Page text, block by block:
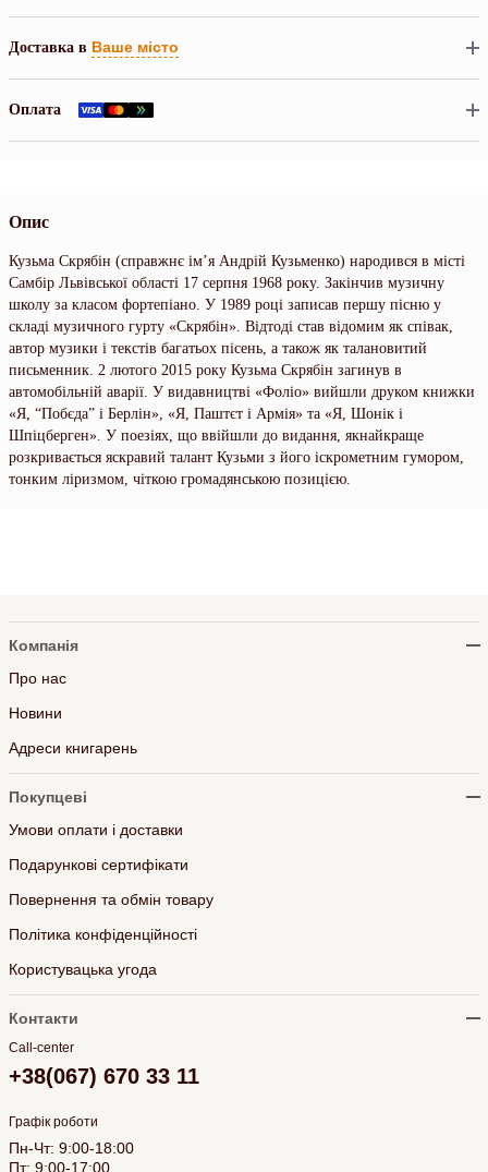
Доставка в Ваше місто
Оплата
Опис
Кузьма Скрябін (справжнє ім’я Андрій Кузьменко) народився в місті
Самбір Львівської області 17 серпня 1968 року. Закінчив музичну
школу за класом фортепіано. У 1989 році записав першу пісню у
складі музичного гурту «Скрябін». Відтоді став відомим як співак,
автор музики і текстів багатьох пісень, а також як талановитий
письменник. 2 лютого 2015 року Кузьма Скрябін загинув в
автомобільній аварії. У видавництві «Фоліо» вийшли друком книжки
«Я, “Побєда” і Берлін», «Я, Паштєт і Армія» та «Я, Шонік і
Шпіцберген». У поезіях, що ввійшли до видання, якнайкраще
розкривається яскравий талант Кузьми з його іскрометним гумором,
тонким ліризмом, чіткою громадянською позицією.
Компанія
Про нас
Новини
Адреси книгарень
Покупцеві
Умови оплати і доставки
Подарункові сертифікати
Повернення та обмін товару
Політика конфіденційності
Користувацька угода
Контакти
Call-center
+38(067) 670 33 11
Графік роботи
Пн-Чт: 9:00-18:00
Пт: 9:00-17:00